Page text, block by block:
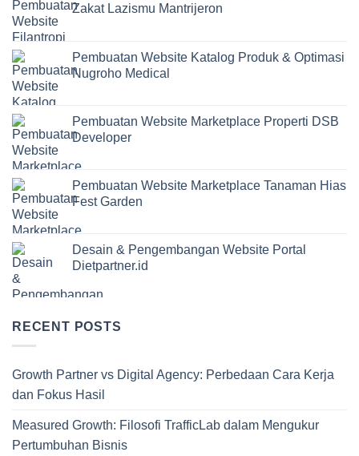
Zakat Lazismu Mantrijeron
Pembuatan Website Katalog Produk & Optimasi
Nugroho Medical
Pembuatan Website Marketplace Properti DSB
Developer
Pembuatan Website Marketplace Tanaman Hias
Fest Garden
Desain & Pengembangan Website Portal
Dietpartner.id
RECENT POSTS
Growth Partner vs Digital Agency: Perbedaan Cara Kerja
dan Fokus Hasil
Measured Growth: Filosofi TrafficLab dalam Mengukur
Pertumbuhan Bisnis